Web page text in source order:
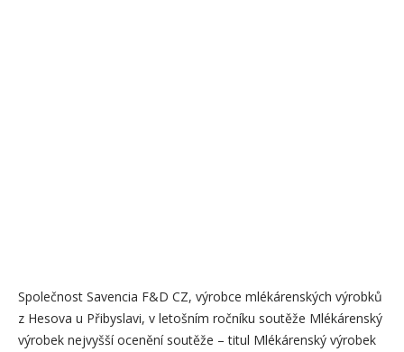
Společnost Savencia F&D CZ, výrobce mlékárenských výrobků
z Hesova u Přibyslavi, v letošním ročníku soutěže Mlékárenský
výrobek nejvyšší ocenění soutěže – titul Mlékárenský výrobek